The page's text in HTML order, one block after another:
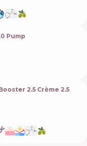
Pump
2.5 Crème 2.5